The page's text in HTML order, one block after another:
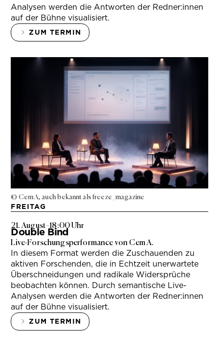
Analysen werden die Antworten der Redner:innen
auf der Bühne visualisiert.
ZUM TERMIN
© Cem A, auch bekannt als freeze_magazine
FREITAG
21. August–18:00 Uhr
Double Bind
Live-Forschungsperformance von Cem A.
In diesem Format werden die Zuschauenden zu
aktiven Forschenden, die in Echtzeit unerwartete
Überschneidungen und radikale Widersprüche
beobachten können. Durch semantische Live-
Analysen werden die Antworten der Redner:innen
auf der Bühne visualisiert.
ZUM TERMIN